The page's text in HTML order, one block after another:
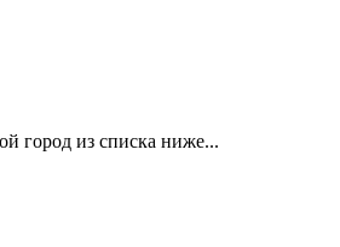
город из списка ниже...